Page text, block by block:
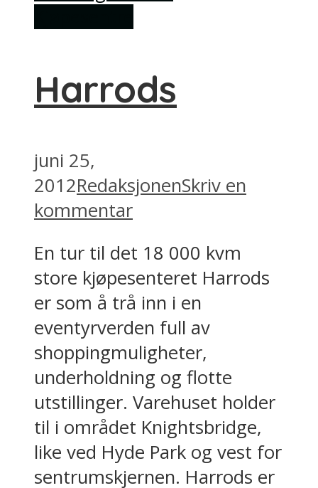
Harrods
juni 25,
2012RedaksjonenSkriv en
kommentar
En tur til det 18 000 kvm
store kjøpesenteret Harrods
er som å trå inn i en
eventyrverden full av
shoppingmuligheter,
underholdning og flotte
utstillinger. Varehuset holder
til i området Knightsbridge,
like ved Hyde Park og vest for
sentrumskjernen. Harrods er